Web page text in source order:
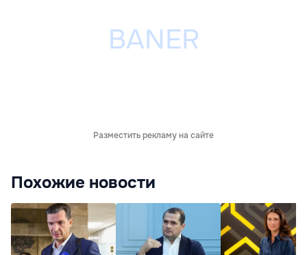
Разместить рекламу на сайте
Похожие новости